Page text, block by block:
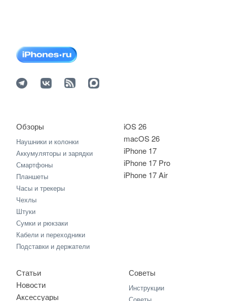
iOS 26
macOS 26
iPhone 17
iPhone 17 Pro
iPhone 17 Air
Обзоры
Наушники и колонки
Аккумуляторы и зарядки
Смартфоны
Планшеты
Часы и трекеры
Чехлы
Штуки
Сумки и рюкзаки
Кабели и переходники
Подставки и держатели
Статьи
Новости
Аксессуары
Советы
Инструкции
Советы